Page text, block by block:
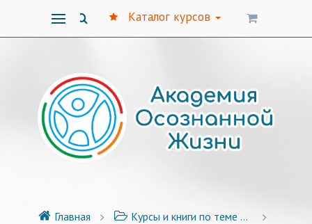
Каталог курсов
Главная
Курсы и книги по теме финансов